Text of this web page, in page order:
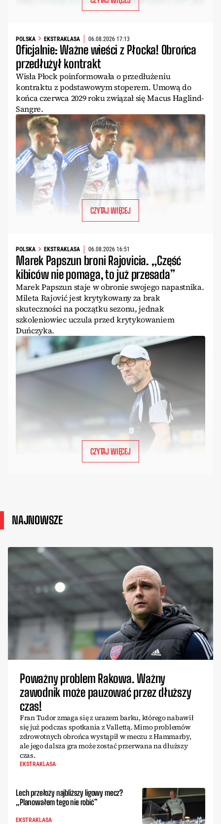
POLSKA EKSTRAKLASA 06.08.2026 17:13
Oficjalnie: Ważne wieści z Płocka! Obrońca
przedłużył kontrakt
Wisła Płock poinformowała o przedłużeniu
kontraktu z podstawowym stoperem. Umową do
końca czerwca 2029 roku związał się Macus Haglind-
Sangre.
CZYTAJ WIĘCEJ
POLSKA EKSTRAKLASA 06.08.2026 16:51
Marek Papszun broni Rajovicia. „Część
kibiców nie pomaga, to już przesada”
Marek Papszun staje w obronie swojego napastnika.
Mileta Rajović jest krytykowany za brak
skuteczności na początku sezonu, jednak
szkoleniowiec uczula przed krytykowaniem
Duńczyka.
CZYTAJ WIĘCEJ
NAJNOWSZE
Poważny problem Rakowa. Ważny
zawodnik może pauzować przez dłuższy
czas!
Fran Tudor zmaga się z urazem barku, którego nabawił
się już podczas spotkania z Vallettą. Mimo problemów
zdrowotnych obrońca wystąpił w meczu z Hammarby,
ale jego dalsza gra może zostać przerwana na dłuższy
czas.
EKSTRAKLASA
Lech przełoży najbliższy ligowy mecz?
„Planowałem tego nie robić”
EKSTRAKLASA